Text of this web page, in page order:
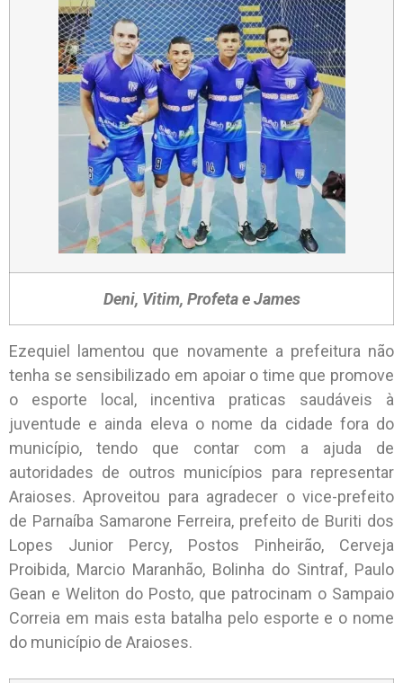
Deni, Vitim, Profeta e James
Ezequiel lamentou que novamente a prefeitura não
tenha se sensibilizado em apoiar o time que promove
o esporte local, incentiva praticas saudáveis à
juventude e ainda eleva o nome da cidade fora do
município, tendo que contar com a ajuda de
autoridades de outros municípios para representar
Araioses. Aproveitou para agradecer o vice-prefeito
de Parnaíba Samarone Ferreira, prefeito de Buriti dos
Lopes Junior Percy, Postos Pinheirão, Cerveja
Proibida, Marcio Maranhão, Bolinha do Sintraf, Paulo
Gean e Weliton do Posto, que patrocinam o Sampaio
Correia em mais esta batalha pelo esporte e o nome
do município de Araioses.